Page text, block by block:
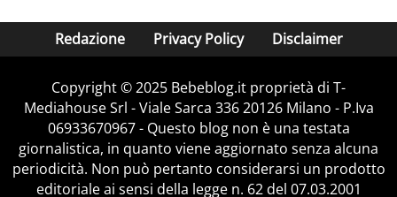
Redazione Privacy Policy Disclaimer
Copyright © 2025 Bebeblog.it proprietà di T-
Mediahouse Srl - Viale Sarca 336 20126 Milano - P.Iva
06933670967 - Questo blog non è una testata
giornalistica, in quanto viene aggiornato senza alcuna
periodicità. Non può pertanto considerarsi un prodotto
editoriale ai sensi della legge n. 62 del 07.03.2001